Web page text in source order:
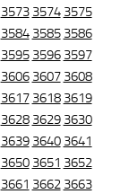
3573 3574 3575
3584 3585 3586
3595 3596 3597
3606 3607 3608
3617 3618 3619
3628 3629 3630
3639 3640 3641
3650 3651 3652
3661 3662 3663